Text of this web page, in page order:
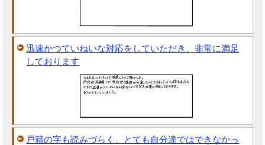
迅速かつていねいな対応をしていただき、非常に満足
しております
戸籍の字も読みづらく、とても自分達ではできなかっ